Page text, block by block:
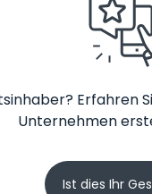
Erfahren
Unternehmen
Ist dies Ihr